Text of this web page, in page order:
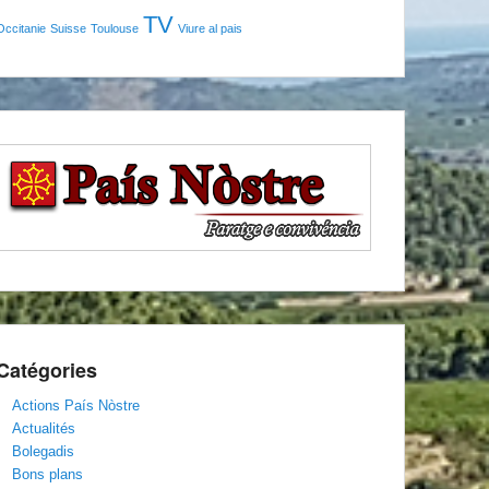
Suisse Toulouse TV Viure al pais
Actions País Nòstre
Actualités
Bolegadis
Bons plans